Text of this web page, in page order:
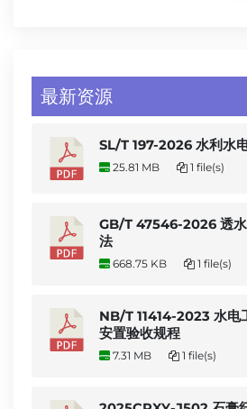
最新资源
SL/T 197-2026 水利水
25.81 MB 1 file(s)
GB/T 47546-2026 透
法
668.75 KB 1 file(s)
NB/T 11414-2023 水电
安置验收规程
7.31 MB 1 file(s)